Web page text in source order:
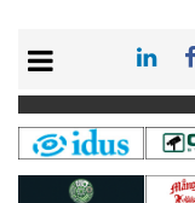
KONTAKT
VÅRA ANDRA
PRENUMERERA